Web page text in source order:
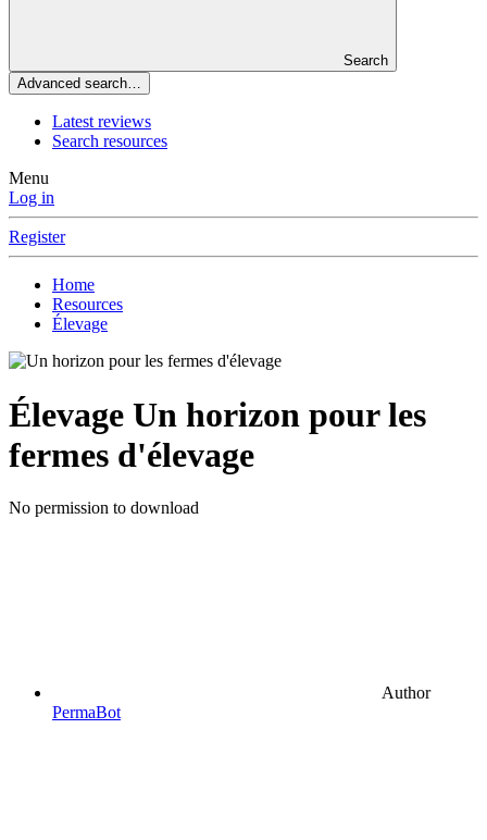
Search
Advanced search…
Latest reviews
Search resources
Menu
Log in
Register
Home
Resources
Élevage
Élevage Un horizon pour les
fermes d'élevage
No permission to download
Author
PermaBot